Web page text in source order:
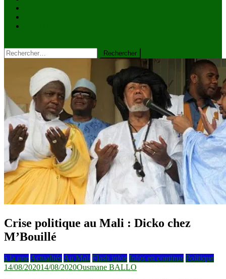
Rechercher :
Crise politique au Mali : Dicko chez
M’Bouillé
à la une Actualités Au Mali Flash infos Infos en continus Politique
14/08/202014/08/2020Ousmane BALLO